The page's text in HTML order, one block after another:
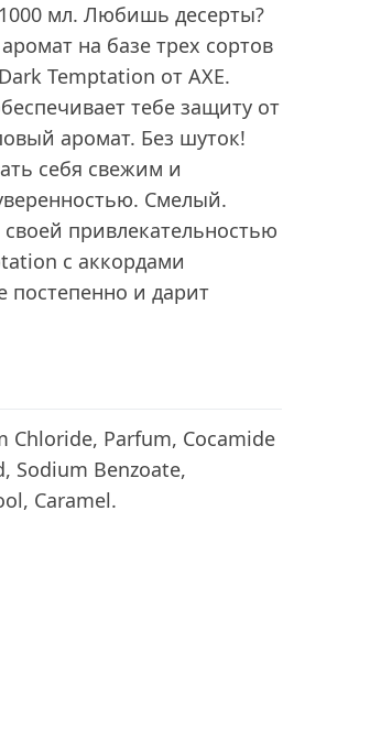
мл. Любишь десерты?
на базе трех сортов
Temptation от АХЕ.
тебе защиту от
аромат. Без шуток!
себя свежим и
Смелый.
привлекательностью
с аккордами
постепенно и дарит
Chloride, Parfum, Cocamide
Sodium Benzoate,
Caramel.